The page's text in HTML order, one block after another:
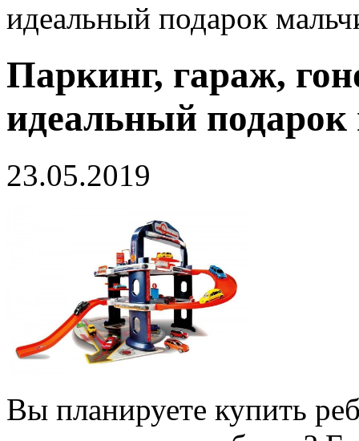
идеальный подарок
Паркинг, гараж,
идеальный
23.05.2019
Вы планируете купить